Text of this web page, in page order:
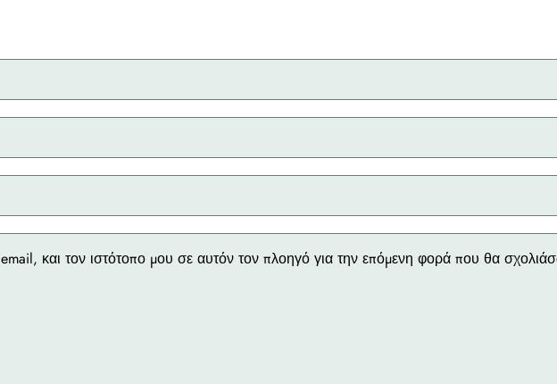
και τον ιστότοπο μου σε αυτόν τον πλοηγό για την επόμενη φορά που θα